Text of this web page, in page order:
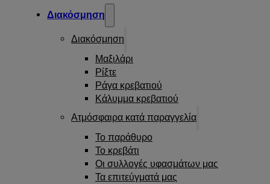
Διακόσμηση
Διακόσμηση
Μαξιλάρι
Ρίξτε
Ράγα κρεβατιού
Κάλυμμα κρεβατιού
Ατμόσφαιρα κατά παραγγελία
Το παράθυρο
Το κρεβάτι
Οι συλλογές υφασμάτων μας
Τα επιτεύγματά μας